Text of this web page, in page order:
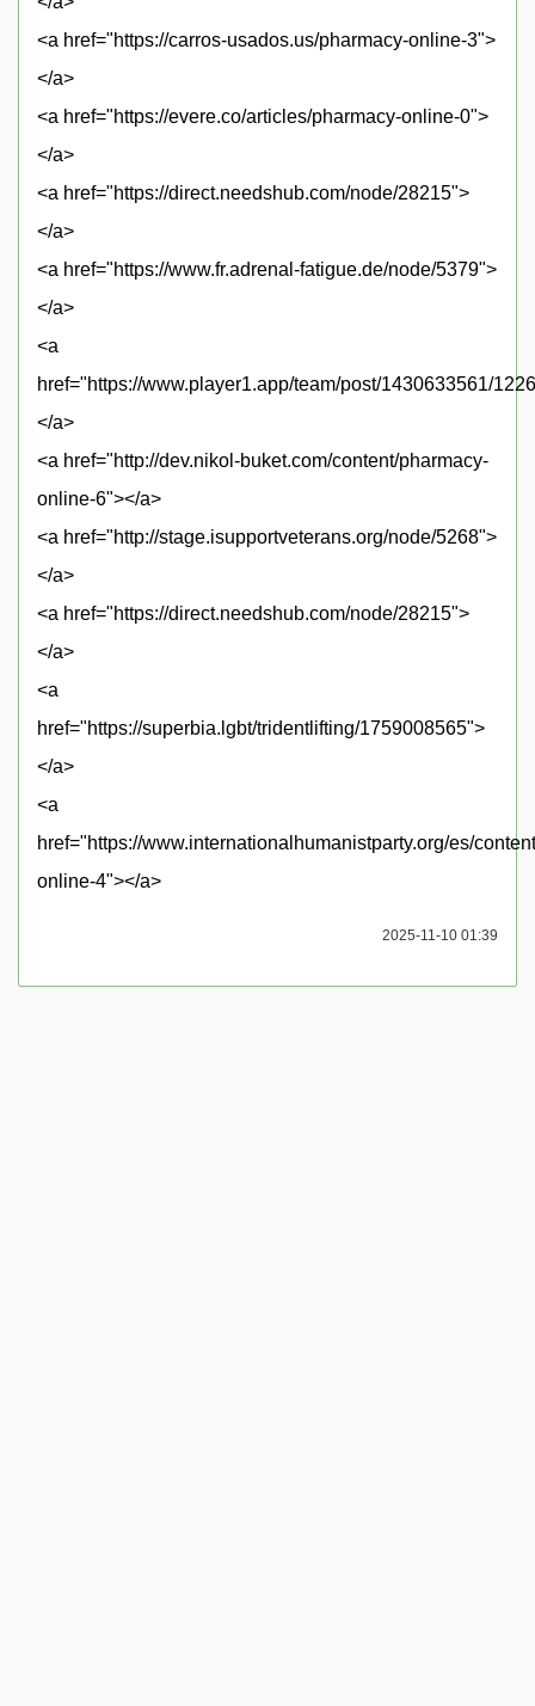
<a href="https://carros-usados.us/pharmacy-online-3">
</a>
<a href="https://evere.co/articles/pharmacy-online-0">
</a>
<a href="https://direct.needshub.com/node/28215">
</a>
<a href="https://www.fr.adrenal-fatigue.de/node/5379">
</a>
<a
href="https://www.player1.app/team/post/1430633561/
</a>
<a href="http://dev.nikol-buket.com/content/pharmacy-
online-6"></a>
<a href="http://stage.isupportveterans.org/node/5268">
</a>
<a href="https://direct.needshub.com/node/28215">
</a>
<a
href="https://superbia.lgbt/tridentlifting/1759008565">
</a>
<a
href="https://www.internationalhumanistparty.org/es/
online-4"></a>
2025-11-10 01:39